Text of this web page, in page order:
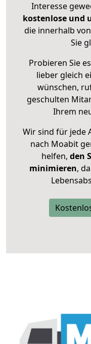
Interesse
kostenlose und
die innerhalb
Sie
Probieren Sie
lieber gleich
wünschen,
geschulten
Ihrem
Wir sind für jede
nach Moabit
helfen, den
minimieren,